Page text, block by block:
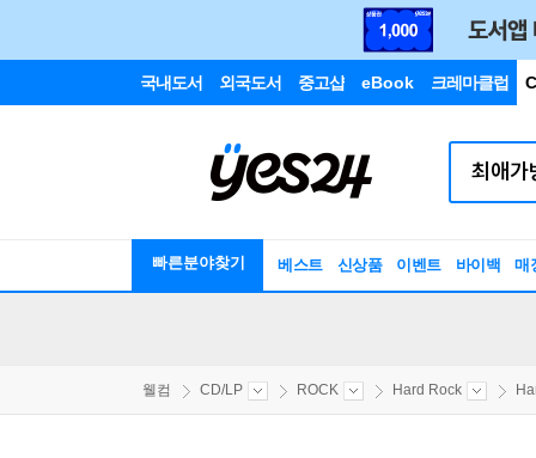
국내도서 외국도서 중고샵 eBook 크레마클럽
빠른분야찾기 베스트 신상품 이벤트 바이백 매
웰컴 CD/LP ROCK Hard Rock